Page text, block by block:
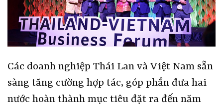
Các doanh nghiệp Thái Lan và Việt Nam sẵn
sàng tăng cường hợp tác, góp phần đưa hai
nước hoàn thành mục tiêu đặt ra đến năm